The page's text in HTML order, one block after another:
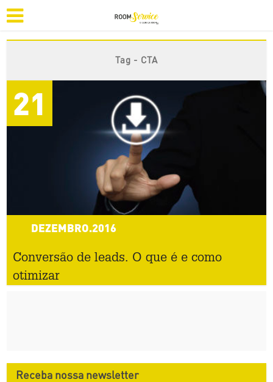
Tag - CTA
21
DEZEMBRO.2016
Conversão de leads. O que é e como
otimizar
Receba nossa newsletter